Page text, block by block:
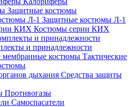
Защитные костюмы
Защитные костюмы Л-1
Костюмы серии КИХ
и принадлежности
Тактические
Средства защиты
Противогазы
Самоспасатели